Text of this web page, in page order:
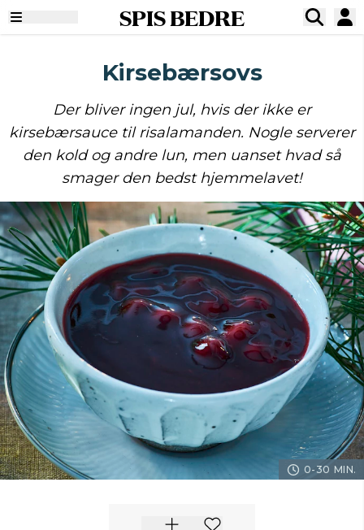
SPIS BEDRE
Kirsebærsovs
Der bliver ingen jul, hvis der ikke er
kirsebærsauce til risalamanden. Nogle serverer
den kold og andre lun, men uanset hvad så
smager den bedst hjemmelavet!
0-30 MIN.